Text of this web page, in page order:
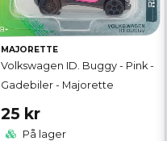
MAJORETTE
Volkswagen ID. Buggy - Pink -
Gadebiler - Majorette
25 kr
På lager